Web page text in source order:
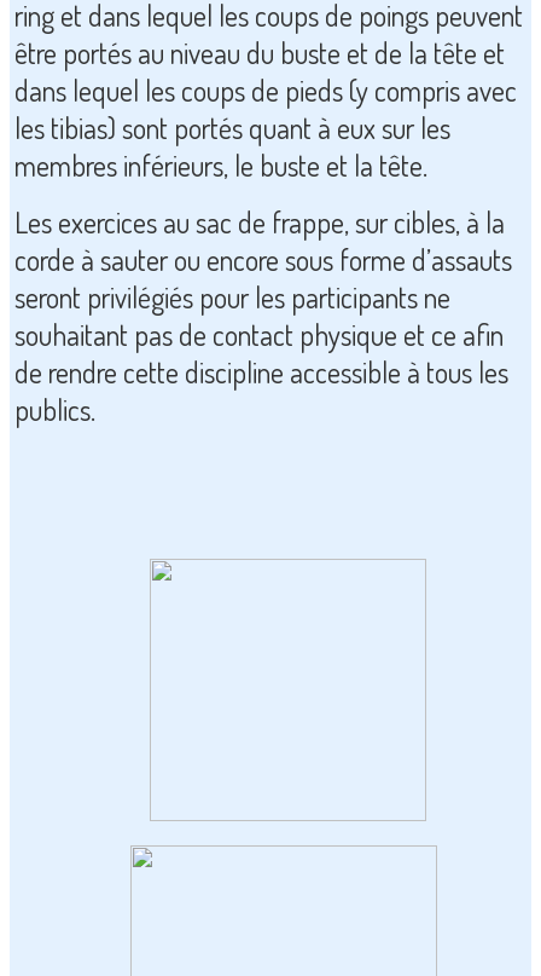
ring et dans lequel les coups de poings peuvent
être portés au niveau du buste et de la tête et
dans lequel les coups de pieds (y compris avec
les tibias) sont portés quant à eux sur les
membres inférieurs, le buste et la tête.
Les exercices au sac de frappe, sur cibles, à la
corde à sauter ou encore sous forme d’assauts
seront privilégiés pour les participants ne
souhaitant pas de contact physique et ce afin
de rendre cette discipline accessible à tous les
publics.